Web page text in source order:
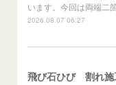
います。今回は両端二
2026.08.07 06:27